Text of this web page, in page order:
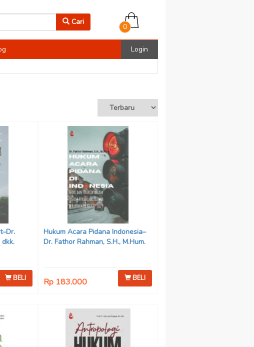
Cari
0
Login
dkk.
BELI
Hukum Acara Pidana Indonesia–
Dr. Fathor Rahman, S.H., M.Hum.
Rp 183.000 BELI